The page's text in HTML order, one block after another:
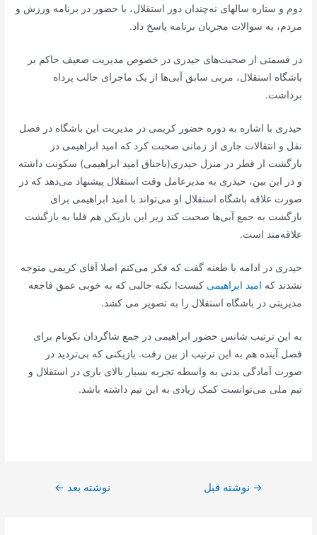
دوم و ستاره سالهای نه‌چندان دور استقلال، با حضور در برنامه ورزش و
مردم، به سوالات مجریان برنامه پاسخ داد.
در قسمتی از صحبت‌های حیدری در خصوص مدیریت ضعیف حاکم بر
باشگاه استقلال، مربی سابق آبی‌ها از یک ماجرای جالب پرداه
برداشت.
حیدری با اشاره به دوره حضور کریمی در مدیریت این باشگاه در فصل
نقل و انتقالات جاری از زمانی صحبت کرد که امید ابراهیمی در
بازگشت از قطر در منزل حیدری(باجناق امید ابراهیمی) سکونت داشته
و در این بین، حیدری به مدیرعامل وقت استقلال پیشنهاد می‌دهد که در
صورت علاقه باشگاه استقلال او می‌تواند با امید ابراهیمی برای
بازگشت به جمع آبی‌ها صحبت کند زیر این بازیکن هم قلبا به بازگشت
علاقه‌مند است.
حیدری در ادامه با طعنه گفت که فکر می‌کنم اصلا آقای کریمی متوجه
نشدند که امید ابراهیمی کیست! نکته جالبی که به خوبی عمق فاجعه
مدیریتی در باشگاه استقلال را به تصویر می کشد.
به این ترتیب شانس حضور ابراهیمی در جمع شاگردان نکونام برای
فصل آینده هم به این ترتیب از بین رفت. بازیکنی که بی‌تردید در
صورت آمادگی بدنی به واسطه تجربه بسیار بالای بازی در استقلال و
تیم ملی می‌توانست کمک زیادی به این تیم داشته باشد.
راهبری→ نوشته قبل نوشته بعد ←